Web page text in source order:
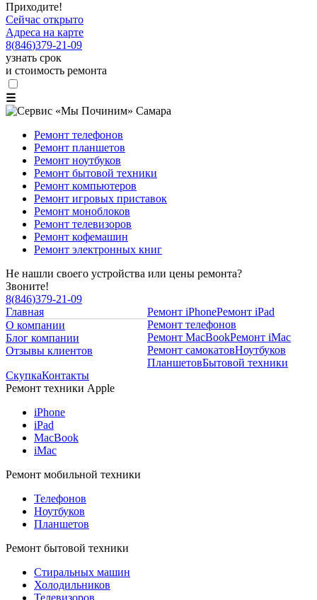
Приходите!
Сейчас открыто
Адреса на карте
8(846)379-21-09
узнать срок
и стоимость ремонта
☰
Ремонт телефонов
Ремонт планшетов
Ремонт ноутбуков
Ремонт бытовой техники
Ремонт компьютеров
Ремонт игровых приставок
Ремонт моноблоков
Ремонт телевизоров
Ремонт кофемашин
Ремонт электронных книг
Не нашли своего устройства или цены ремонта?
Звоните!
8(846)379-21-09
Главная
О компании
Блог компании
Отзывы клиентов
Ремонт iPhoneРемонт iPad
Ремонт телефонов
Ремонт MacBookРемонт iMac
Ремонт самокатовНоутбуков
ПланшетовБытовой техники
СкупкаКонтакты
Ремонт техники Apple
iPhone
iPad
MacBook
iMac
Ремонт мобильной техники
Телефонов
Ноутбуков
Планшетов
Ремонт бытовой техники
Стиральных машин
Холодильников
Телевизоров